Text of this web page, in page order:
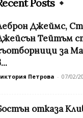
Posts
Джеймс,
Тейтъм
за
Петрова - 07/02/
отказа